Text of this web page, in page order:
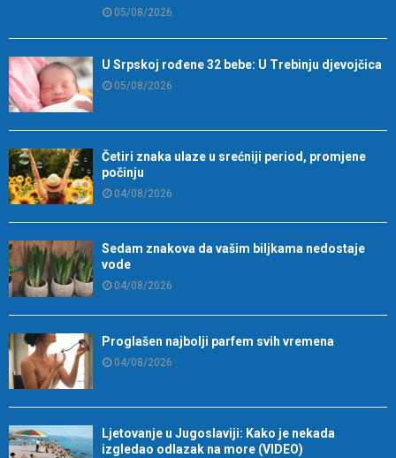
05/08/2026
U Srpskoj rođene 32 bebe: U Trebinju djevojčica
05/08/2026
Četiri znaka ulaze u srećniji period, promjene
počinju
04/08/2026
Sedam znakova da vašim biljkama nedostaje
vode
04/08/2026
Proglašen najbolji parfem svih vremena
04/08/2026
Ljetovanje u Jugoslaviji: Kako je nekada
izgledao odlazak na more (VIDEO)